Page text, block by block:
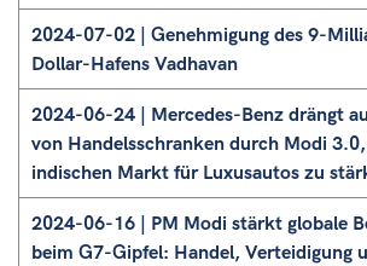
Details
ein/ausblenden
2024-07-02 | Genehmigung des 9-
Dollar-Hafens Vadhavan
Details
ein/ausblenden
2024-06-24 | Mercedes-Benz drängt
von Handelsschranken durch Modi
indischen Markt für Luxusautos zu
Details
ein/ausblenden
2024-06-16 | PM Modi stärkt globale
beim G7-Gipfel: Handel, Verteidigung